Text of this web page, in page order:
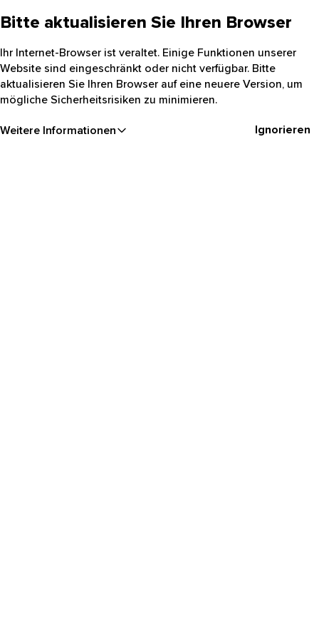
Bitte aktualisieren Sie Ihren Browser
Ihr Internet-Browser ist veraltet. Einige Funktionen unserer
Website sind eingeschränkt oder nicht verfügbar. Bitte
aktualisieren Sie Ihren Browser auf eine neuere Version, um
mögliche Sicherheitsrisiken zu minimieren.
Weitere Informationen Ignorieren